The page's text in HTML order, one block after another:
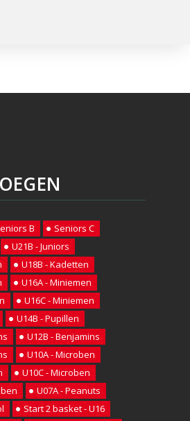
B
Seniors C
U21B - Juniors
U18B - Kadetten
U16A - Miniemen
U16C - Miniemen
U14B - Pupillen
U12B - Benjamins
U10A - Microben
U10C - Microben
U07A - Peanuts
Start 2 basket - U16